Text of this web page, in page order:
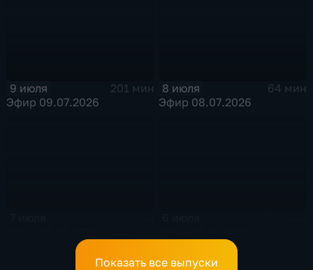
9 июля
201 мин
Эфир 09.07.2026
8 июля
64 мин
Эфир 08.07.2026
Показать все выпуски